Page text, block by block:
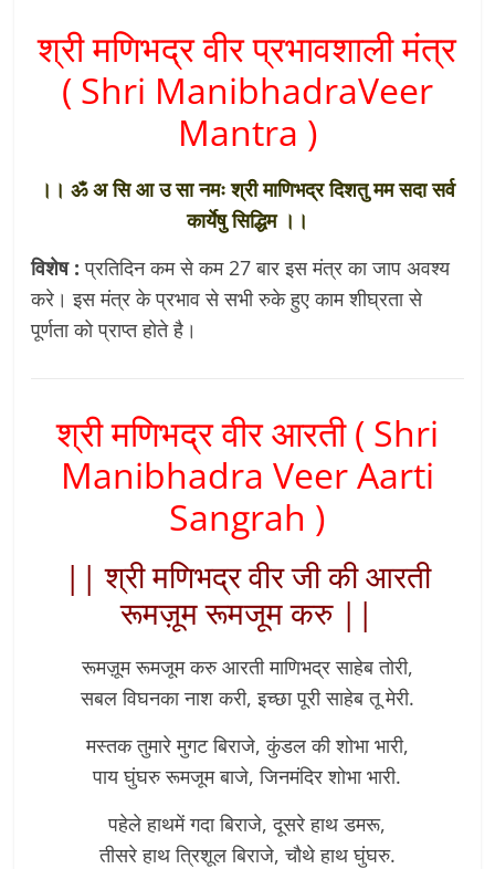
श्री मणिभद्र वीर प्रभावशाली मंत्र
( Shri ManibhadraVeer
Mantra )
।। ॐ अ सि आ उ सा नमः श्री माणिभद्र दिशतु मम सदा सर्व
कार्येषु सिद्धिम ।।
विशेष : प्रतिदिन कम से कम 27 बार इस मंत्र का जाप अवश्य
करे। इस मंत्र के प्रभाव से सभी रुके हुए काम शीघ्रता से
पूर्णता को प्राप्त होते है।
श्री मणिभद्र वीर आरती ( Shri
Manibhadra Veer Aarti
Sangrah )
|| श्री मणिभद्र वीर जी की आरती
रूमज़ूम रूमजूम करु ||
रूमज़ूम रूमजूम करु आरती माणिभद्र साहेब तोरी,
सबल विघनका नाश करी, इच्छा पूरी साहेब तू मेरी.
मस्तक तुमारे मुगट बिराजे, कुंडल की शोभा भारी,
पाय घुंघरु रूमजूम बाजे, जिनमंदिर शोभा भारी.
पहेले हाथमें गदा बिराजे, दूसरे हाथ डमरू,
तीसरे हाथ त्रिशूल बिराजे, चौथे हाथ घुंघरु.